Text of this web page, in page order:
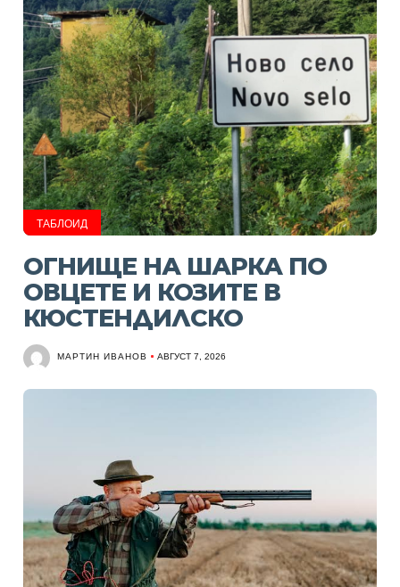
ТАБЛОИД
ОГНИЩЕ НА ШАРКА ПО
ОВЦЕТЕ И КОЗИТЕ В
КЮСТЕНДИЛСКО
МАРТИН ИВАНОВ АВГУСТ 7, 2026